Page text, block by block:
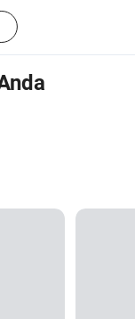
bahan
mampu
potongan
akibat alasan
dengan cepat.